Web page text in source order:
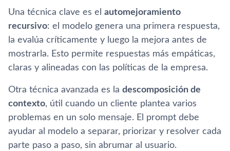
Una técnica clave es el automejoramiento
recursivo: el modelo genera una primera respuesta,
la evalúa críticamente y luego la mejora antes de
mostrarla. Esto permite respuestas más empáticas,
claras y alineadas con las políticas de la empresa.
Otra técnica avanzada es la descomposición de
contexto, útil cuando un cliente plantea varios
problemas en un solo mensaje. El prompt debe
ayudar al modelo a separar, priorizar y resolver cada
parte paso a paso, sin abrumar al usuario.